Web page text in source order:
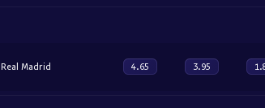
Real Madrid 4.65 3.95